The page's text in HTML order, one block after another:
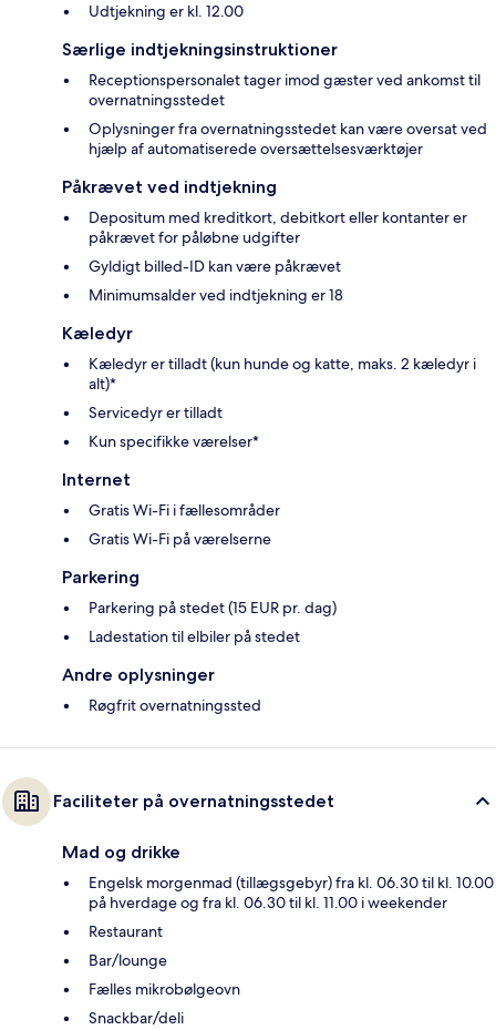
Udtjekning er kl. 12.00
Særlige indtjekningsinstruktioner
Receptionspersonalet tager imod gæster ved ankomst til
overnatningsstedet
Oplysninger fra overnatningsstedet kan være oversat ved
hjælp af automatiserede oversættelsesværktøjer
Påkrævet ved indtjekning
Depositum med kreditkort, debitkort eller kontanter er
påkrævet for påløbne udgifter
Gyldigt billed-ID kan være påkrævet
Minimumsalder ved indtjekning er 18
Kæledyr
Kæledyr er tilladt (kun hunde og katte, maks. 2 kæledyr i
alt)*
Servicedyr er tilladt
Kun specifikke værelser*
Internet
Gratis Wi-Fi i fællesområder
Gratis Wi-Fi på værelserne
Parkering
Parkering på stedet (15 EUR pr. dag)
Ladestation til elbiler på stedet
Andre oplysninger
Røgfrit overnatningssted
Faciliteter på overnatningsstedet
Mad og drikke
Engelsk morgenmad (tillægsgebyr) fra kl. 06.30 til kl. 10.00
på hverdage og fra kl. 06.30 til kl. 11.00 i weekender
Restaurant
Bar/lounge
Fælles mikrobølgeovn
Snackbar/deli